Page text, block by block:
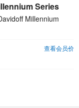
Series
Millennium
查看会员价